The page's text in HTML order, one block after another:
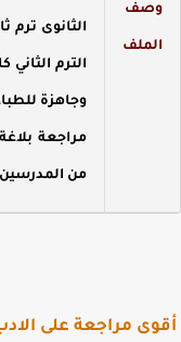
وصف
الملف
الثانوى ترم
الترم الثاني
وجاهزة
من المدرسين
مراجعة على الادب